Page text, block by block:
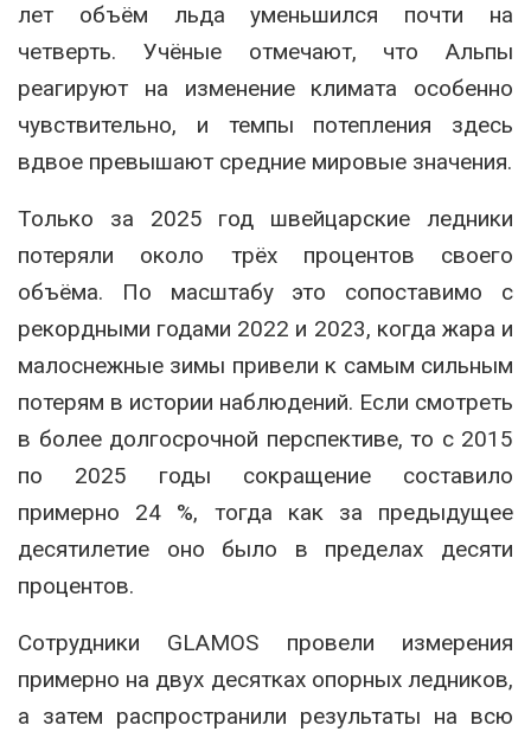
лет объём льда уменьшился почти на
четверть. Учёные отмечают, что Альпы
реагируют на изменение климата особенно
чувствительно, и темпы потепления здесь
вдвое превышают средние мировые значения.
Только за 2025 год швейцарские ледники
потеряли около трёх процентов своего
объёма. По масштабу это сопоставимо с
рекордными годами 2022 и 2023, когда жара и
малоснежные зимы привели к самым сильным
потерям в истории наблюдений. Если смотреть
в более долгосрочной перспективе, то с 2015
по 2025 годы сокращение составило
примерно 24 %, тогда как за предыдущее
десятилетие оно было в пределах десяти
процентов.
Сотрудники GLAMOS провели измерения
примерно на двух десятках опорных ледников,
а затем распространили результаты на всю